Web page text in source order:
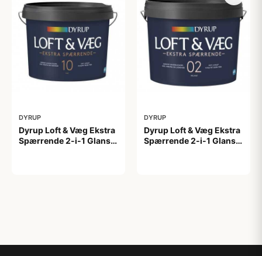
DYRUP
Dyrup Loft & Væg Ekstra
Spærrende 2-i-1 Glans
DYRUP
Dyrup Loft & Væg Ekstra
Spærrende 2-i-1 Glans 2